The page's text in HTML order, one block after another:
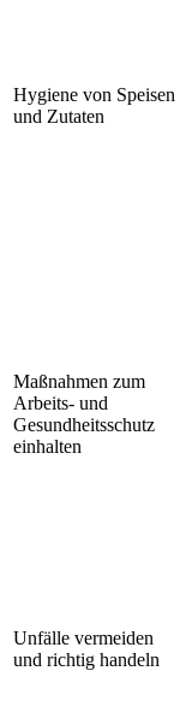
Hygiene von Speisen
und Zutaten
Maßnahmen zum
Arbeits- und
Gesundheitsschutz
einhalten
Unfälle vermeiden
und richtig handeln